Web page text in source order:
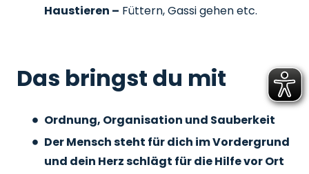
Haustieren – Füttern, Gassi gehen etc.
Das bringst du mit
Ordnung, Organisation und Sauberkeit
Der Mensch steht für dich im Vordergrund
und dein Herz schlägt für die Hilfe vor Ort